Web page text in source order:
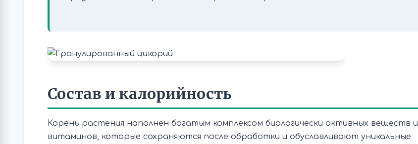
Состав и калорийность
Корень растения наполнен богатым комплексом биологически активных веществ и
витаминов, которые сохраняются после обработки и обуславливают уникальные